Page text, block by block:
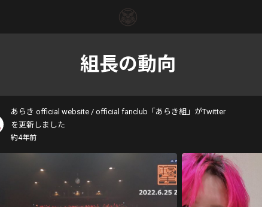
組長の動向
あらき official website / official fanclub「あらき組」がTwitter
を更新しました
約4年前